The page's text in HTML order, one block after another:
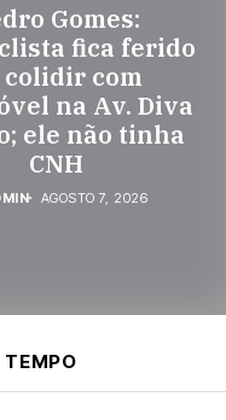
Gomes:
fica ferido
colidir com
na Av. Diva
ele não tinha
CNH
AGOSTO 7, 2026
TEMPO